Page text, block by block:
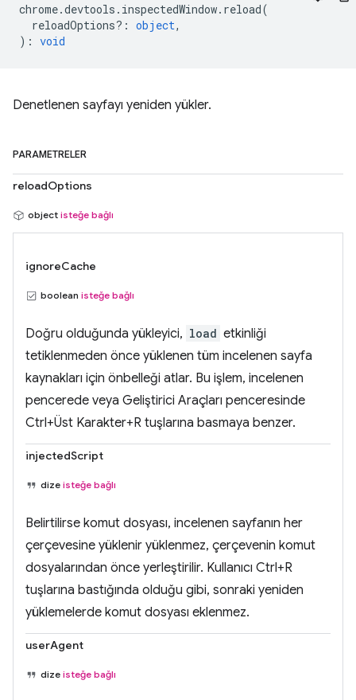
chrome.devtools . inspectedWindow. reload(
reloadOptions? : object,
) : void
Denetlenen sayfayı yeniden yükler.
PARAMETRELER
reloadOptions
object isteğe bağlı
ignoreCache
boolean isteğe bağlı
Doğru olduğunda yükleyici, load etkinliği
tetiklenmeden önce yüklenen tüm incelenen sayfa
kaynakları için önbelleği atlar. Bu işlem, incelenen
pencerede veya Geliştirici Araçları penceresinde
Ctrl+Üst Karakter+R tuşlarına basmaya benzer.
injectedScript
dize isteğe bağlı
Belirtilirse komut dosyası, incelenen sayfanın her
çerçevesine yüklenir yüklenmez, çerçevenin komut
dosyalarından önce yerleştirilir. Kullanıcı Ctrl+R
tuşlarına bastığında olduğu gibi, sonraki yeniden
yüklemelerde komut dosyası eklenmez.
userAgent
dize isteğe bağlı